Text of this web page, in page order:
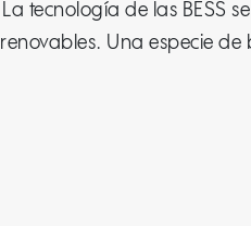
La tecnología de las BESS
renovables. Una especie